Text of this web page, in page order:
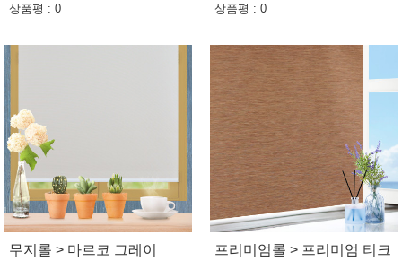
상품평 : 0
상품평 : 0
무지롤 > 마르코 그레이 프리미엄롤 > 프리미엄 티크